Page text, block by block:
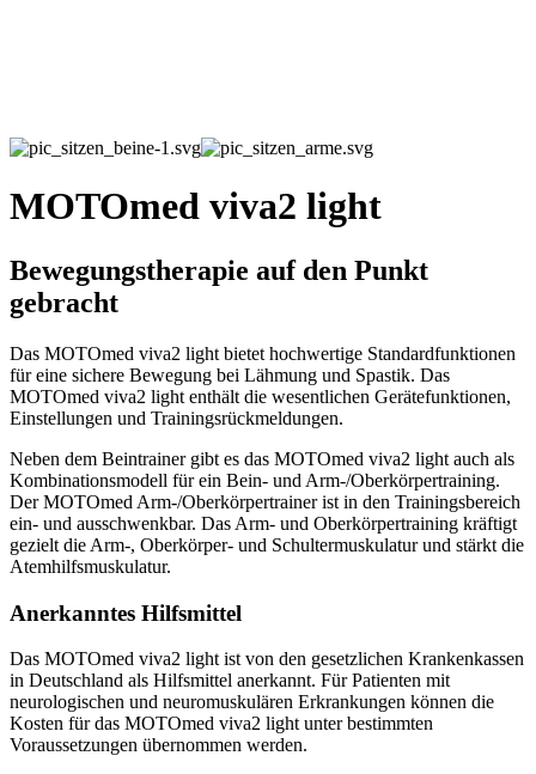
MOTOmed viva2 light
Bewegungstherapie auf den Punkt
gebracht
Das MOTOmed viva2 light bietet hochwertige Standardfunktionen
für eine sichere Bewegung bei Lähmung und Spastik. Das
MOTOmed viva2 light enthält die wesentlichen Gerätefunktionen,
Einstellungen und Trainingsrückmeldungen.
Neben dem Beintrainer gibt es das MOTOmed viva2 light auch als
Kombinationsmodell für ein Bein- und Arm-/Oberkörpertraining.
Der MOTOmed Arm-/Oberkörpertrainer ist in den Trainingsbereich
ein- und ausschwenkbar. Das Arm- und Oberkörpertraining kräftigt
gezielt die Arm-, Oberkörper- und Schultermuskulatur und stärkt die
Atemhilfsmuskulatur.
Anerkanntes Hilfsmittel
Das MOTOmed viva2 light ist von den gesetzlichen Krankenkassen
in Deutschland als Hilfsmittel anerkannt. Für Patienten mit
neurologischen und neuromuskulären Erkrankungen können die
Kosten für das MOTOmed viva2 light unter bestimmten
Voraussetzungen übernommen werden.